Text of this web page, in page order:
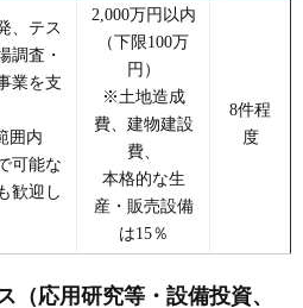
、テス
調査・
業を支
囲内
可能な
歓迎し
2,000万円以内
（下限100万
円）
※土地造成
費、建物建設
費、
本格的な生
産・販売設備
は15％
8件程
度
（応用研究等・設備投資、